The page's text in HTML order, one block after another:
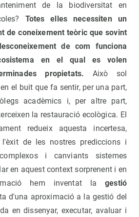
de la biodiversitat en
Totes elles necessiten un
de coneixement teòric que sovint
de com funciona
en el qual es volen
propietats. Això sol
el buit que fa sentir, per una part,
acadèmics i, per altre part,
la restauració ecològica. El
redueix aquesta incertesa,
de les nostres prediccions i
i canviants sistemes
en aquest context sorprenent i en
hem inventat lagestió
d'una aproximació a la gestió del
en dissenyar, executar, avaluar i